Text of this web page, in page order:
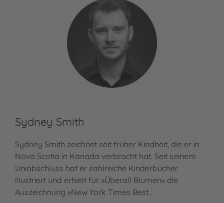
Sydney Smith
Sydney Smith zeichnet seit früher Kindheit, die er in
Nova Scotia in Kanada verbracht hat. Seit seinem
Uniabschluss hat er zahlreiche Kinderbücher
illustriert und erhielt für »Überall Blumen« die
Auszeichnung »New York Times Best…